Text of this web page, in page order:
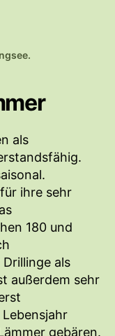
als
ihre sehr
180 und
als
außerdem sehr
gebären.